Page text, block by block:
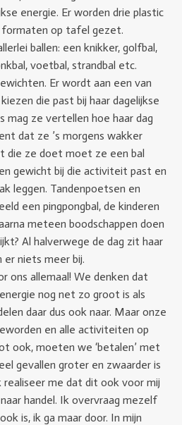
energie. Er worden drie plastic
formaten op tafel gezet.
ballen: een knikker, golfbal,
voetbal, strandbal etc.
Er wordt aan een van
die past bij haar dagelijkse
mag ze vertellen hoe haar dag
dat ze ’s morgens wakker
die ze doet moet ze een bal
gewicht bij die activiteit past en
leggen. Tandenpoetsen en
een pingpongbal, de kinderen
meteen boodschappen doen
Al halverwege de dag zit haar
er niets meer bij.
ons allemaal! We denken dat
nog net zo groot is als
daar dus ook naar. Maar onze
en alle activiteiten op
ook, moeten we ‘betalen’ met
gevallen groter en zwaarder is
me dat dit ook voor mij
handel. Ik overvraag mezelf
is, ik ga maar door. In mijn